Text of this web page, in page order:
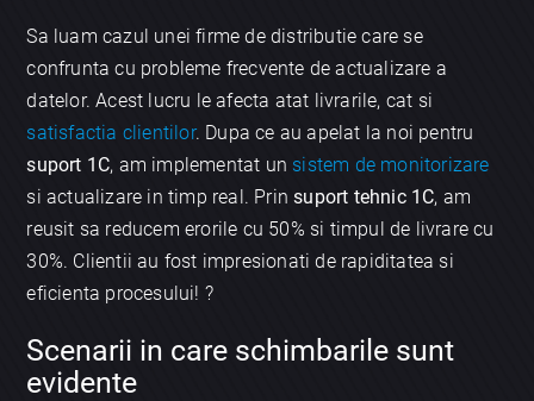
Sa luam cazul unei firme de distributie care se
confrunta cu probleme frecvente de actualizare a
datelor. Acest lucru le afecta atat livrarile, cat si
satisfactia clientilor. Dupa ce au apelat la noi pentru
suport 1C, am implementat un sistem de monitorizare
si actualizare in timp real. Prinsuport tehnic 1C, am
reusit sa reducem erorile cu 50% si timpul de livrare cu
30%. Clientii au fost impresionati de rapiditatea si
eficienta procesului! ?
Scenarii in care schimbarile sunt
evidente